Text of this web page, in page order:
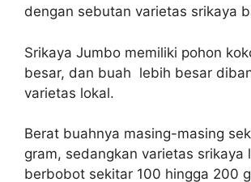
dengan sebutan varietas srikaya
Srikaya Jumbo memiliki pohon
besar, dan buah lebih besar
varietas lokal.
Berat buahnya masing-masing
gram, sedangkan varietas srikaya
berbobot sekitar 100 hingga 200